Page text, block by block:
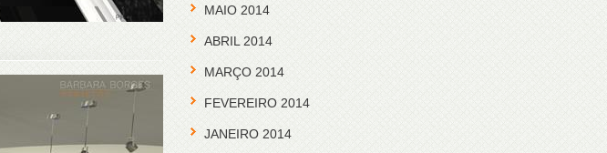
MAIO 2014
ABRIL 2014
MARÇO 2014
FEVEREIRO 2014
JANEIRO 2014